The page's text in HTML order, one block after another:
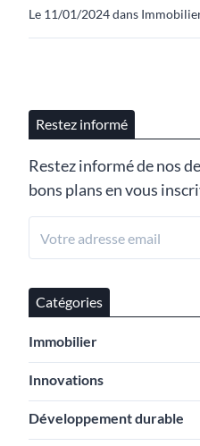
Le 11/01/2024 dans
Restez informé
Restez informé de nos
bons plans en vous
Catégories
Immobilier
Innovations
Développement durable